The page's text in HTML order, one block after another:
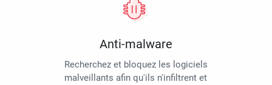
Anti-malware
Recherchez et bloquez les logiciels
malveillants afin qu'ils n'infiltrent et